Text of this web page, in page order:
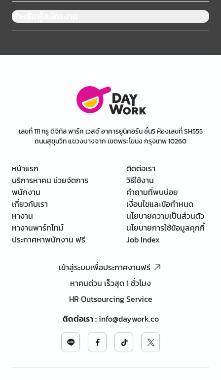
สำหรับผู้สมัครงาน
เลขที่ 111 ทรู ดิจิทัล พาร์ค เวสต์ อาคารยูนิคอร์น ชั้น5 ห้องเลขที่ SH555
ถนนสุขุมวิท แขวงบางจาก เขตพระโขนง กรุงเทพ 10260
หน้าแรก
บริการหาคน ช่วยจัดการ
พนักงาน
เกี่ยวกับเรา
หางาน
หางานพาร์ทไทม์
ประกาศหาพนักงาน ฟรี
ติดต่อเรา
วิธีใช้งาน
คำถามที่พบบ่อย
เงื่อนไขและข้อกำหนด
นโยบายความเป็นส่วนตัว
นโยบายการใช้ข้อมูลคุกกี้
Job Index
เข้าสู่ระบบเพื่อประกาศงานฟรี
หาคนด่วน เร็วสุด 1 ชั่วโมง
HR Outsourcing Service
ติดต่อเรา:info@daywork.co